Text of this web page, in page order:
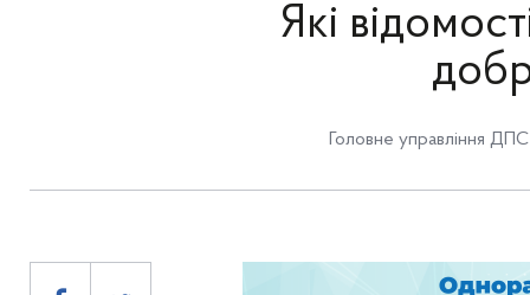
Які
Головне управління ДПС